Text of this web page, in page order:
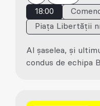
18:00
Piața Libertății
Al șaselea, și
condus de echipa